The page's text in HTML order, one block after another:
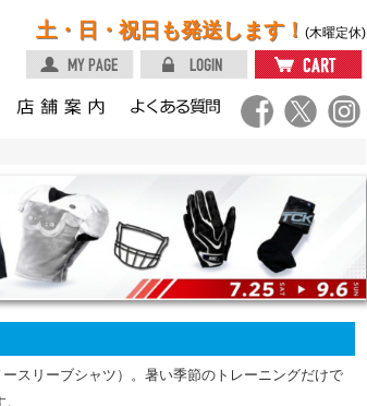
土・日・祝日も発送します！ (木曜定休)
スリーブシャツ）。暑い季節のトレーニングだけで